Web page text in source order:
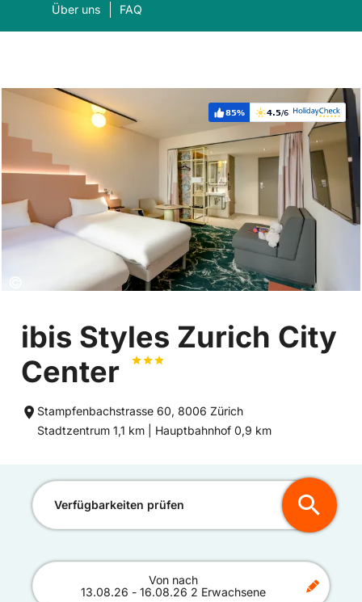
Über uns FAQ
Was suchen Sie?
Weiterempfehlung:
85% Bewertung:
4.5/6
Copyright:
©
ibis Styles Zurich City
Center
Stampfenbachstrasse 60, 8006 Zürich
Entfernung
Stadtzentrum 1,1 km | Entfernung
Hauptbahnhof 0,9 km
Verfügbarkeiten prüfen
Von nach
13.08.26 - 16.08.26 2 Erwachsene